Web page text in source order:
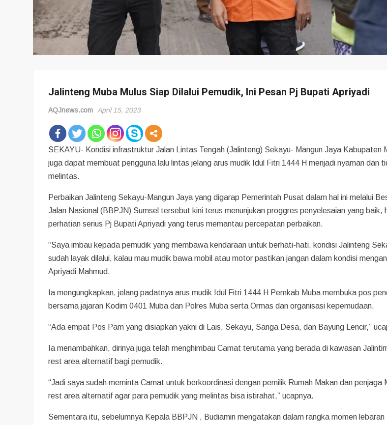
Jalinteng Muba Mulus Siap Dilalui Pemudik, Ini Pesan Pj Bupati Apriyadi
AQJnews.com April 15, 2023
SEKAYU- Kondisi infrastruktur Jalan Lintas Tengah (Jalinteng) Sekayu- Mangun Jaya Kabupaten
juga dapat membuat pengguna lalu lintas jelang arus mudik Idul Fitri 1444 H menjadi nyaman dan
melintas.
Perbaikan Jalinteng Sekayu-Mangun Jaya yang digarap Pemerintah Pusat dalam hal ini melalui
Jalan Nasional (BBPJN) Sumsel tersebut kini terus menunjukan proggres penyelesaian yang baik,
perhatian serius Pj Bupati Apriyadi yang terus memantau percepatan perbaikan.
“Saya imbau kepada pemudik yang membawa kendaraan untuk berhati-hati, kondisi Jalinteng
sudah layak dilalui, kalau mau mudik bawa mobil atau motor pastikan jangan dalam kondisi
Apriyadi Mahmud.
Ia mengungkapkan, jelang padatnya arus mudik Idul Fitri 1444 H Pemkab Muba membuka pos
bersama jajaran Kodim 0401 Muba dan Polres Muba serta Ormas dan organisasi kepemudaan.
“Ada empat Pos Pam yang disiapkan yakni di Lais, Sekayu, Sanga Desa, dan Bayung Lencir,”
Ia menambahkan, dirinya juga telah menghimbau Camat terutama yang berada di kawasan
rest area alternatif bagi pemudik.
“Jadi saya sudah meminta Camat untuk berkoordinasi dengan pemilik Rumah Makan dan penjaga
rest area alternatif agar para pemudik yang melintas bisa istirahat,” ucapnya.
Sementara itu, sebelumnya Kepala BBPJN , Budiamin mengatakan dalam rangka momen